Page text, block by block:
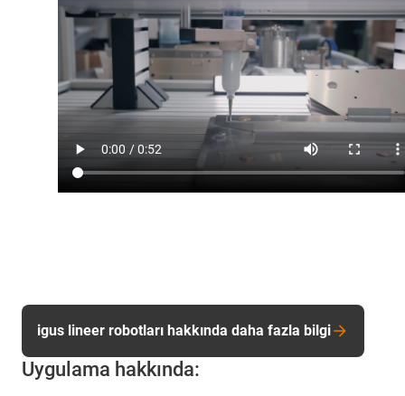
Uygulama hakkında:
igus lineer robotları hakkında daha fazla bilgi